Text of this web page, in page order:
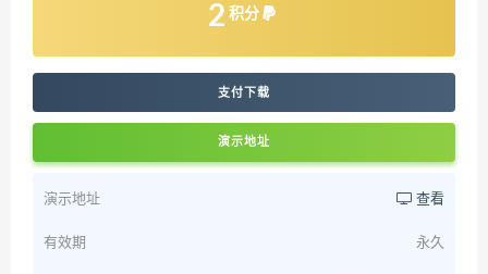
2 积分
支付下载
演示地址
演示地址 查看
有效期 永久